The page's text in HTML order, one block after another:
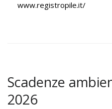
www.registropile.it/
Scadenze
2026